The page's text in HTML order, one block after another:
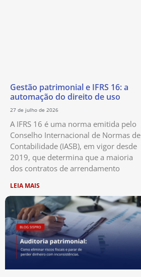
Gestão patrimonial e IFRS 16: a
automação do direito de uso
27 de julho de 2026
A IFRS 16 é uma norma emitida pelo
Conselho Internacional de Normas de
Contabilidade (IASB), em vigor desde
2019, que determina que a maioria
dos contratos de arrendamento
LEIA MAIS